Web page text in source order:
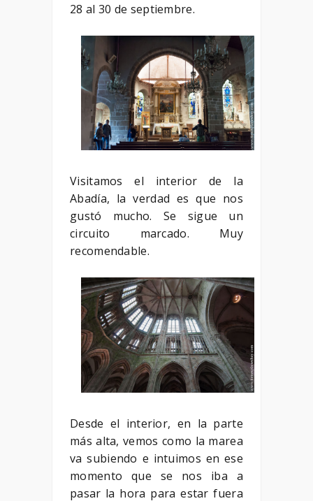
28 al 30 de septiembre.
Visitamos el interior de la
Abadía, la verdad es que nos
gustó mucho. Se sigue un
circuito marcado. Muy
recomendable.
Desde el interior, en la parte
más alta, vemos como la marea
va subiendo e intuimos en ese
momento que se nos iba a
pasar la hora para estar fuera